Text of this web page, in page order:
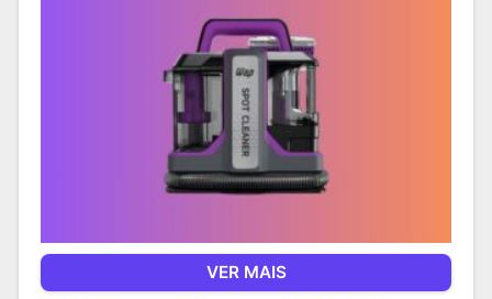
VER MAIS